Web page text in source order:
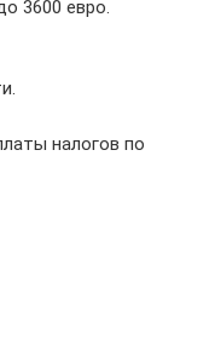
3600 евро.
налогов по